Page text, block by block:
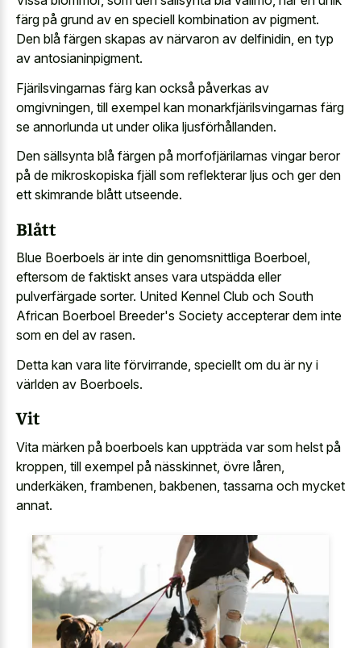
färg på grund av en speciell kombination av pigment.
Den blå färgen skapas av närvaron av delfinidin, en typ
av antosianinpigment.
Fjärilsvingarnas färg kan också påverkas av
omgivningen, till exempel kan monarkfjärilsvingarnas färg
se annorlunda ut under olika ljusförhållanden.
Den sällsynta blå färgen på morfofjärilarnas vingar beror
på de mikroskopiska fjäll som reflekterar ljus och ger den
ett skimrande blått utseende.
Blått
Blue Boerboels är inte din genomsnittliga Boerboel,
eftersom de faktiskt anses vara utspädda eller
pulverfärgade sorter. United Kennel Club och South
African Boerboel Breeder's Society accepterar dem inte
som en del av rasen.
Detta kan vara lite förvirrande, speciellt om du är ny i
världen av Boerboels.
Vit
Vita märken på boerboels kan uppträda var som helst på
kroppen, till exempel på nässkinnet, övre låren,
underkäken, frambenen, bakbenen, tassarna och mycket
annat.